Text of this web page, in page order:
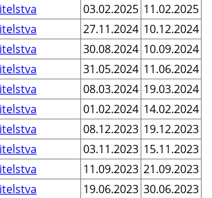
03.02.2025 11.02.2025
27.11.2024 10.12.2024
30.08.2024 10.09.2024
31.05.2024 11.06.2024
08.03.2024 19.03.2024
01.02.2024 14.02.2024
08.12.2023 19.12.2023
03.11.2023 15.11.2023
11.09.2023 21.09.2023
19.06.2023 30.06.2023